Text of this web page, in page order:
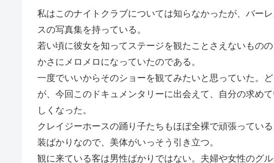
私はこのナイトクラブについては知らなかったが、バー
スの写真集を持っている。
若い頃に彼女を知ってステージを観たことさえないもの
かさにメロメロになっていたのである。
一度でいいからそのショーを観てみたいと思っていた。
が、今回このドキュメンタリーに出会えて、自分の求め
しくなった。
クレイジーホースの踊り子たちもほぼ全裸で頑張ってい
装ばかりなので、美体がいっそう引き立つ。
観に来ている客は男性ばかりではない。夫婦や女性のグ